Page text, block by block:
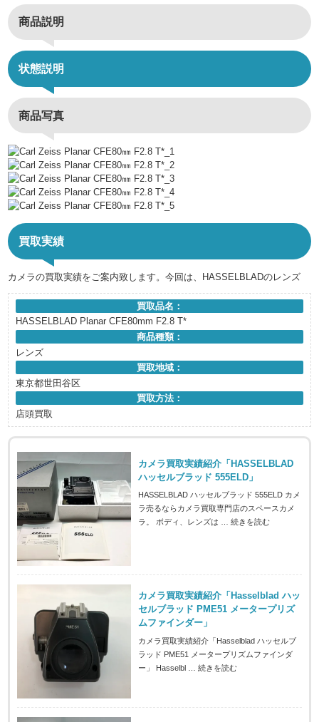
商品説明
状態説明
商品写真
買取実績
カメラの買取実績をご案内致します。今回は、HASSELBLADのレンズ
買取品名：
HASSELBLAD Planar CFE80mm F2.8 T*
商品種類：
レンズ
買取地域：
東京都世田谷区
買取方法：
店頭買取
カメラ買取実績紹介「HASSELBLAD
ハッセルブラッド 555ELD」
HASSELBLAD ハッセルブラッド 555ELD カメ
ラ売るならカメラ買取専門店のスペースカメ
ラ。 ボディ、レンズは …続きを読む
カメラ買取実績紹介「Hasselblad ハッ
セルブラッド PME51 メータープリズ
ムファインダー」
カメラ買取実績紹介「Hasselblad ハッセルブ
ラッド PME51 メータープリズムファインダ
ー」 Hasselbl …続きを読む